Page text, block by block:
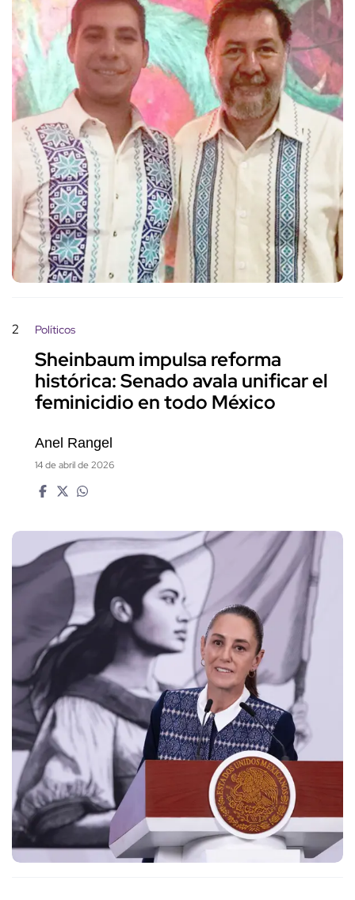
2 Políticos
Sheinbaum impulsa reforma
histórica: Senado avala unificar el
feminicidio en todo México
Anel Rangel
14 de abril de 2026